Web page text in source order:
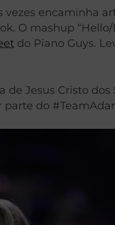
encaminha
O mashup
do Piano Guys.
Jesus Cristo
parte do